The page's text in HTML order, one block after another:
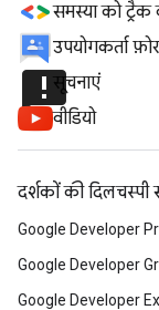
समस्या को
उपयोगकर्ता
announcementसूचनाएं
वीडियो
दर्शकों की
Google Developer
Google Developer
Google Developer